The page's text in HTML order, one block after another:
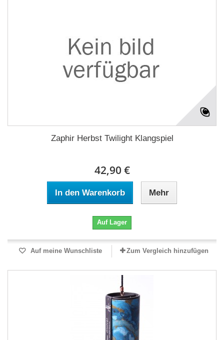
Zaphir Herbst Twilight Klangspiel
42,90 €
In den Warenkorb Mehr
Auf Lager
Auf meine Wunschliste Zum Vergleich hinzufügen